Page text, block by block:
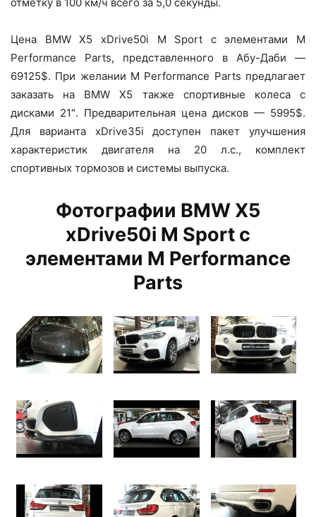
Цена BMW X5 xDrive50i M Sport с элементами M
Performance Parts, представленного в Абу-Даби —
69125$. При желании M Performance Parts предлагает
заказать на BMW X5 также спортивные колеса с
дисками 21″. Предварительная цена дисков — 5995$.
Для варианта xDrive35i доступен пакет улучшения
характеристик двигателя на 20 л.с., комплект
спортивных тормозов и системы выпуска.
Фотографии BMW X5
xDrive50i M Sport с
элементами M Performance
Parts